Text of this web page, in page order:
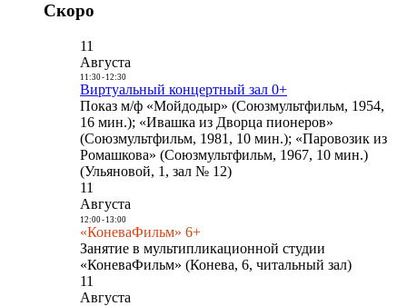
Скоро
11
Августа
11:30- 12:30
Виртуальный концертный зал 0+
Показ м/ф «Мойдодыр» (Союзмультфильм, 1954,
16 мин.); «Ивашка из Дворца пионеров»
(Союзмультфильм, 1981, 10 мин.); «Паровозик из
Ромашкова» (Союзмультфильм, 1967, 10 мин.)
(Ульяновой, 1, зал № 12)
11
Августа
12:00- 13:00
«КоневаФильм» 6+
Занятие в мультипликационной студии
«КоневаФильм» (Конева, 6, читальный зал)
11
Августа